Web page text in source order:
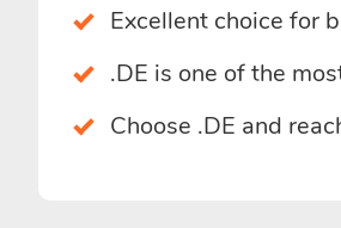
Excellent choice for
.DE is one of the
Choose .DE and